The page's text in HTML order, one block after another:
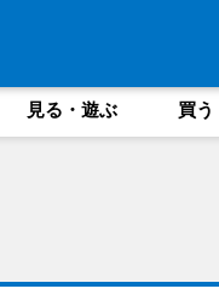
見る・遊ぶ 買う